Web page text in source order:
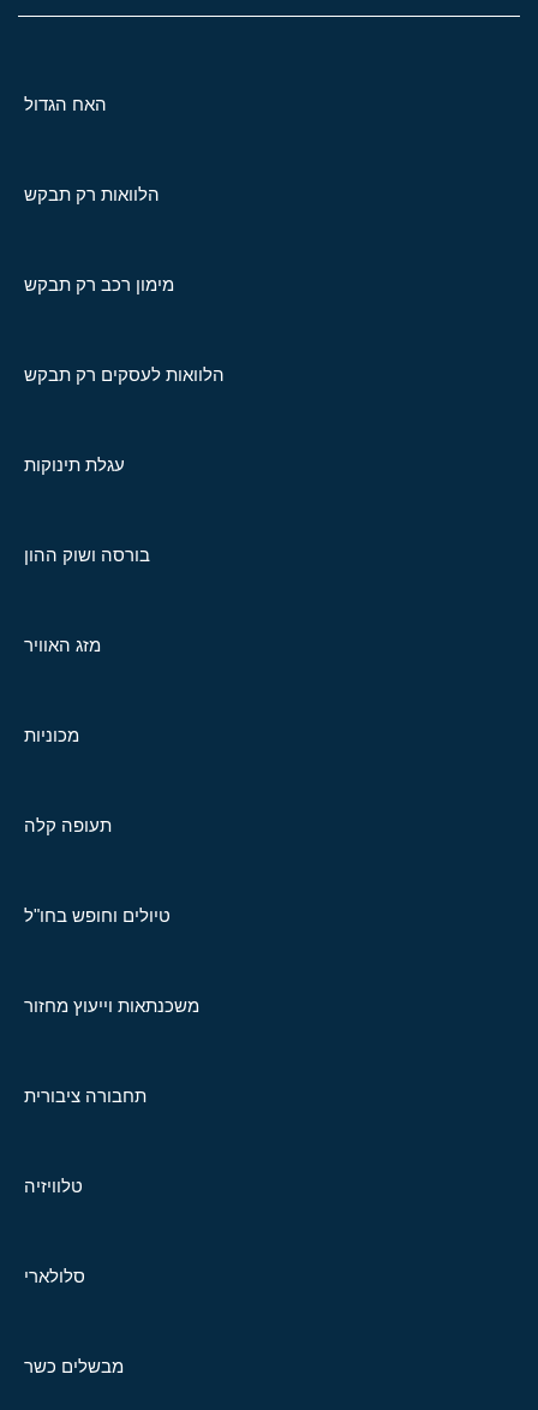
האח הגדול
הלוואות רק תבקש
מימון רכב רק תבקש
הלוואות לעסקים רק תבקש
עגלת תינוקות
בורסה ושוק ההון
מזג האוויר
מכוניות
תעופה קלה
טיולים וחופש בחו"ל
משכנתאות וייעוץ מחזור
תחבורה ציבורית
טלוויזיה
סלולארי
מבשלים כשר